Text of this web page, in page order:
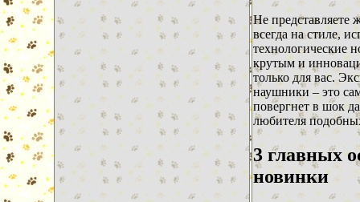
Не представляете
всегда на стиле,
технологические
крутым и
только для вас.
наушники – это
повергнет в шок
любителя
3 главных
новинки